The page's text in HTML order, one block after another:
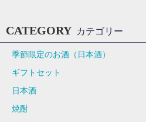
CATEGORY カテゴリー
季節限定のお酒（日本酒）
ギフトセット
日本酒
焼酎